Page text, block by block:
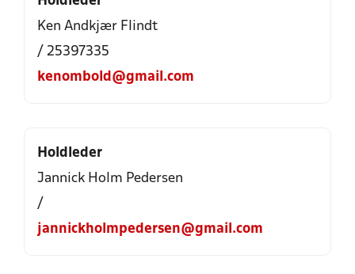
Ken Andkjær Flindt
/ 25397335
kenombold@gmail.com
Holdleder
Jannick Holm Pedersen
/
jannickholmpedersen@gmail.com